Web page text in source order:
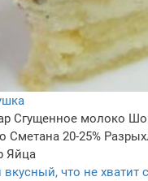
Сгущенное молоко
Сметана 20-25%
Яйца
вкусный, что не хватит